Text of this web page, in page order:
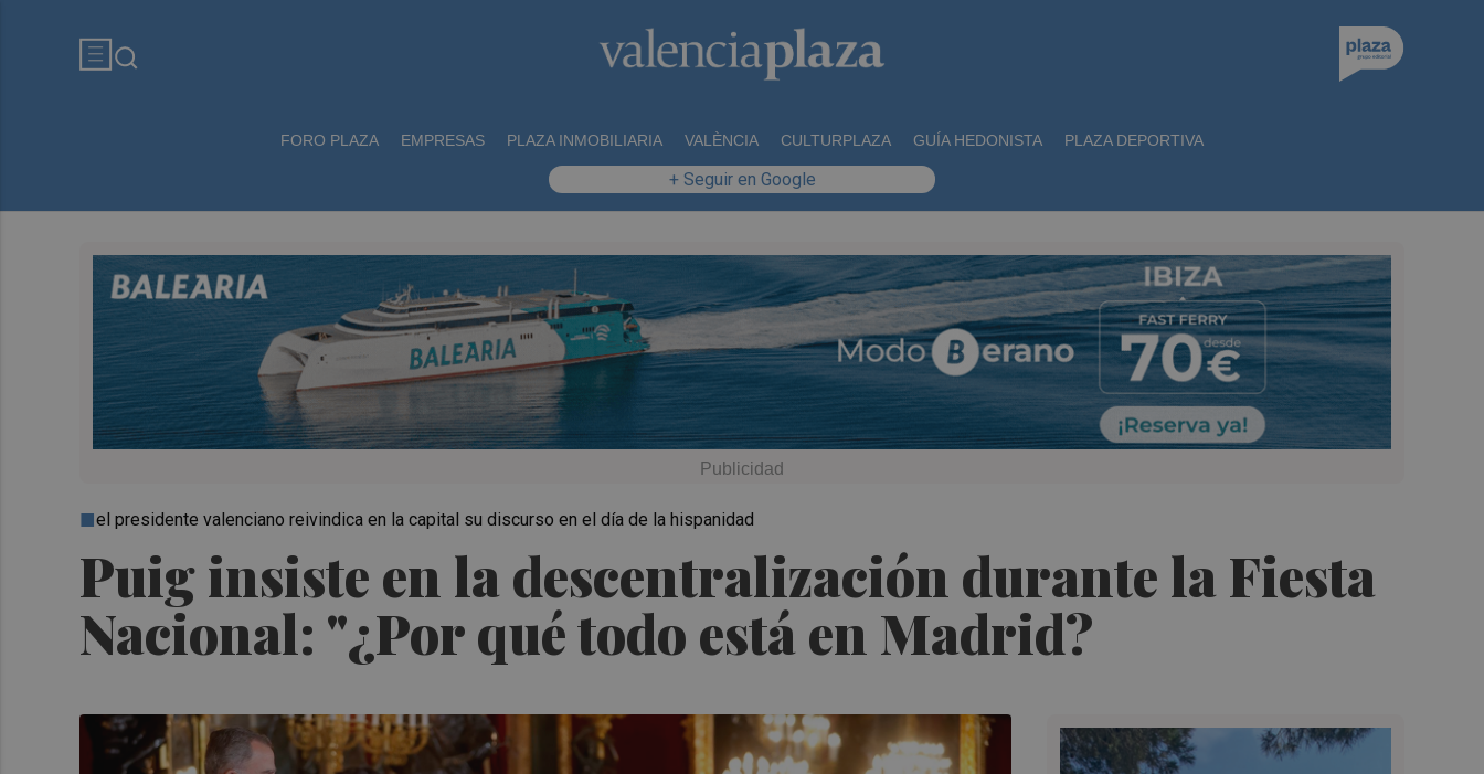
FORO PLAZA EMPRESAS PLAZA INMOBILIARIA VALÈNCIA CULTURPLAZA GUÍA HEDONISTA PLAZA DEPORTIVA
+ Seguir en Google
Puig insiste en la descentralización durante la Fiesta
Nacional: "¿Por qué todo está en Madrid?
el presidente valenciano reivindica en la capital su discurso en el día de la hispanidad